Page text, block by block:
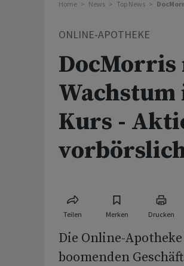
Home News Top News
ONLINE-APOTHEKE
DocMorris
Kurs -
Teilen Merken Drucken
Die Online-
boomenden